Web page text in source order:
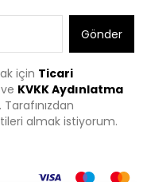
Gönder
için Ticari
KVKK Aydınlatma
almak istiyorum.